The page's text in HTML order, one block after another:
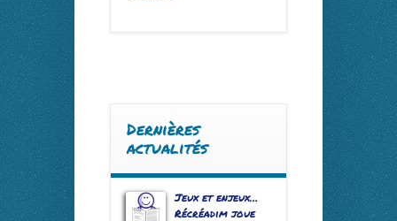
Dernières
actualités
Jeux et enjeux…
Récréadim joue